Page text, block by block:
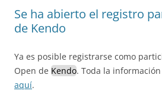
Se ha abierto el registro
de Kendo
Ya es posible registrarse como
Open de Kendo. Toda la
aquí.